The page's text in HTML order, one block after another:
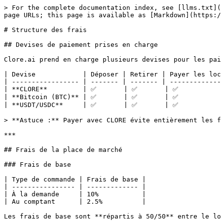
> For the complete documentation index, see [llms.txt](https://docs.clore.ai/llms.txt). Markdown versions of documentation pages are available by appending `.md` to page URLs; this page is available as [Markdown](https://docs.clore.ai/clore.ai/clore.ai-eng-fr/pour-les-locataires/fee-structure.md).

# Structure des frais

## Devises de paiement prises en charge

Clore.ai prend en charge plusieurs devises pour les paiements sur la place de marché :

| Devise            | Déposer | Retirer | Payer les locations | Frais supplémentaires pour l'hébergeur |
| ----------------- | ------- | ------- | ------------------- | -------------------------------------- |
| **CLORE**         | ✅       | ✅       | ✅                   | 0%                                     |
| **Bitcoin (BTC)** | ✅       | ✅       | ✅                   | 15%                                    |
| **USDT/USDC**     | ✅       | ✅       | ✅                   | 15%                                    |

> **Astuce :** Payer avec CLORE évite entièrement les frais de devise supplémentaires.

***

## Frais de la place de marché

### Frais de base

| Type de commande | Frais de base |
| ---------------- | ------------- |
| À la demande     | 10%           |
| Au comptant      | 2.5%          |

Les frais de base sont **répartis à 50/50** entre le locataire et l'hébergeur.

### Frais supplémentaires (devises hors CLORE)

Lors du paiement avec des devises non CLORE (BTC, USDT ou USDC), un **frais supplémentaire pour l'hébergeur** s'applique :

| Devise    | Frais supplémentaires pour le locataire | Frais supplémentaires pour l'hébergeur |
| --------- | --------------------------------------- | -------------------------------------- |
| CLORE     | 0%                                      | 0%                                     |
| Bitcoin   | 0%                                      | 15%                                    |
| USDT/USDC | 0%                                      | 15%                                    |

* **Les frais supplémentaires du locataire** ne peuvent être réduits par aucun mécanisme
* **Les frais supplémentaires de l'hébergeur** peuvent être réduits à 0 % grâce aux [verrouillage MFP](#mfp-extra-fee-reduction) paliers

> **Important :** Des frais supplémentaires pour l'hébergeur s'appliquent lors d'une location avec toute devise autre que CLORE (BTC, USDT ou USDC). Les hébergeurs sont encouragés à verrouiller du MFP pour compenser ces frais.

***

## Mécanismes de réduction des frais

Clore.ai propose deux façons de réduire les frais :

### 1. Réduction des frais PoH (Proof of Holding)

Conservez des jetons CLORE en Proof of Holding pour réduire **les frais de base** pour les locataires et les hébergeurs.

**Formule :**

```
fee_reduction = round(min(poh_amount / 2,000,000, 1) × 50)%
```

La réduction évolue **linéairement** de 0 % jusqu’à un maximum de **50%** à 2 000 000 CLORE :

| CLORE en PoH | Réduction des frais |
| ------------ | ------------------- |
| 0            | 0%                  |
| 200,000      | 5%                  |
| 500,000      | 13%                 |
| 1,000,000    | 25%                 |
| 1,500,000    | 38%                 |
| 2,000,000+   | 50 % (maximum)      |

**Points clés :**

* S'applique à **la fois au locataire et à l'hébergeur** les frais de base
* Fonctionne pour **toutes les